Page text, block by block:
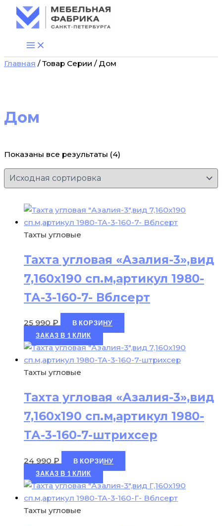
Перейти
содержимому
Главная / Товар Серии / Дом
Дом
Показаны все результаты (4)
Тахты угловые
Тахта угловая «Азалия-3»,вид
7,160х190 сп.м,артикул 1980-
ТА-3-160-7- Вблсерт
25 990 ₽
В КОРЗИНУ
ЗАКАЗ В 1 КЛИК
Тахты угловые
Тахта угловая «Азалия-3»,вид
7,160х190 сп.м,артикул 1980-
ТА-3-160-7-штрихсер
24 990 ₽
В КОРЗИНУ
ЗАКАЗ В 1 КЛИК
Тахты угловые